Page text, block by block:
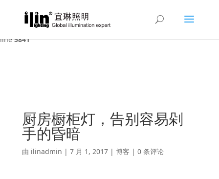
Warning : A non-numeric value encountered in
/var/www/html/ilin/wp-content/themes/Divi/functions.php
line5841
厨房橱柜灯，告别容易剁
手的昏暗
由 ilinadmin | 7 月 1, 2017| 博客 | 0 条评论